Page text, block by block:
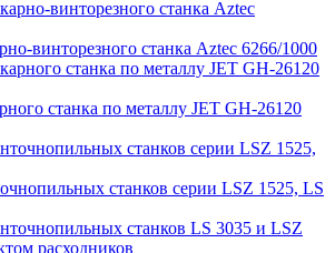
винторезного станка Aztec 6266/1000
станка по металлу JET GH-26120
станков серии LSZ 1525, LS